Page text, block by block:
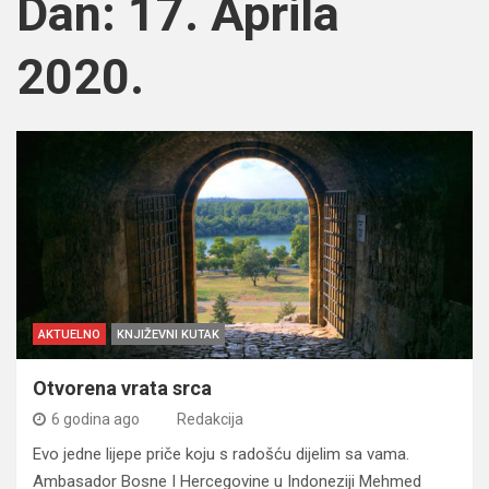
Dan: 17. Aprila
2020.
AKTUELNO KNJIŽEVNI KUTAK
Otvorena vrata srca
6 godina ago Redakcija
Evo jedne lijepe priče koju s radošću dijelim sa vama.
Ambasador Bosne I Hercegovine u Indoneziji Mehmed